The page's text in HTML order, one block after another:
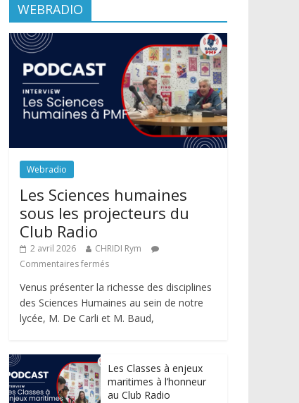
WEBRADIO
Webradio
Les Sciences humaines
sous les projecteurs du
Club Radio
2 avril 2026
CHRIDI Rym
Commentaires fermés
Venus présenter la richesse des disciplines
des Sciences Humaines au sein de notre
lycée, M. De Carli et M. Baud,
Les Classes à enjeux
maritimes à l’honneur
au Club Radio